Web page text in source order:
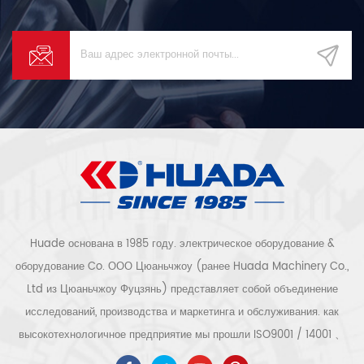
обеспечить качество и
безопасность чистоты
воздуха.
Huade основана в 1985 году. электрическое оборудование &
оборудование Co. ООО Цюаньчжоу (ранее Huada Machinery Co.,
Ltd из Цюаньчжоу Фуцзянь) представляет собой объединение
исследований, производства и маркетинга и обслуживания. как
высокотехнологичное предприятие мы прошли ISO9001 / 14001 、
ce 、 РОШ 、 ETL 、 CQC 、 Сертификация качества и